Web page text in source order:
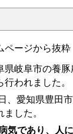
ページから抜粋
県岐阜市の養
われました。
、愛知県豊田
した。
気であり、人